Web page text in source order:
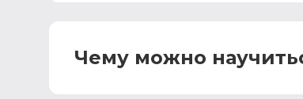
Чему можно